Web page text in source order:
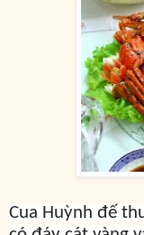
Cua Huỳnh đế